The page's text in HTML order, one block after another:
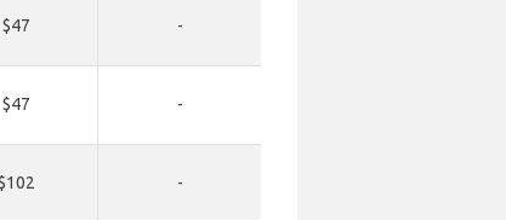
$47 -
$47 -
-